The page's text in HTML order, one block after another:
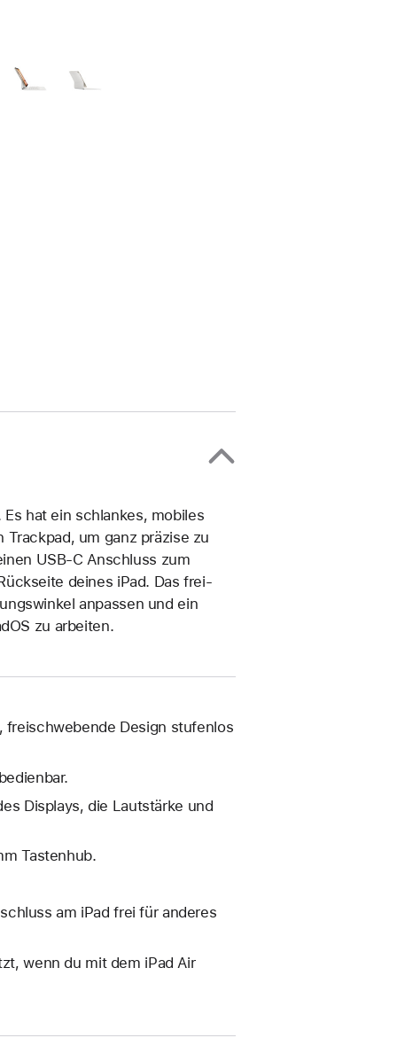
hat ein schlankes, mobiles
um ganz präzise zu
USB‑C Anschluss zum
deines iPad. Das frei­
anpassen und ein
zu arbeiten.
frei­schwebende Design stufenlos
Displays, die Laut­stärke und
Tastenhub.
am iPad frei für anderes
wenn du mit dem iPad Air